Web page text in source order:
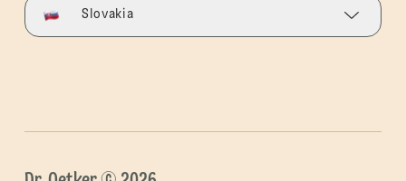
Slovakia